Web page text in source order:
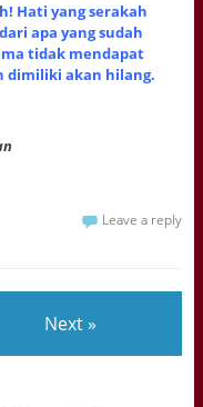
Hati yang serakah
apa yang sudah
tidak mendapat
dimiliki akan hilang.
Leave a reply
Next »